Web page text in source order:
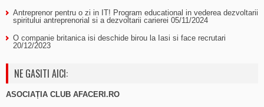
Antreprenor pentru o zi in IT! Program educational in vederea dezvoltarii
spiritului antreprenorial si a dezvoltarii carierei 05/11/2024
O companie britanica isi deschide birou la Iasi si face recrutari
20/12/2023
NE GASITI AICI:
ASOCIAȚIA CLUB AFACERI.RO